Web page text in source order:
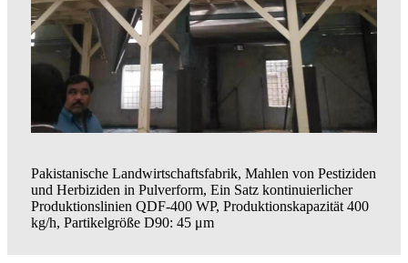
Pakistanische Landwirtschaftsfabrik, Mahlen von Pestiziden
und Herbiziden in Pulverform, Ein Satz kontinuierlicher
Produktionslinien QDF-400 WP, Produktionskapazität 400
kg/h, Partikelgröße D90: 45 μm